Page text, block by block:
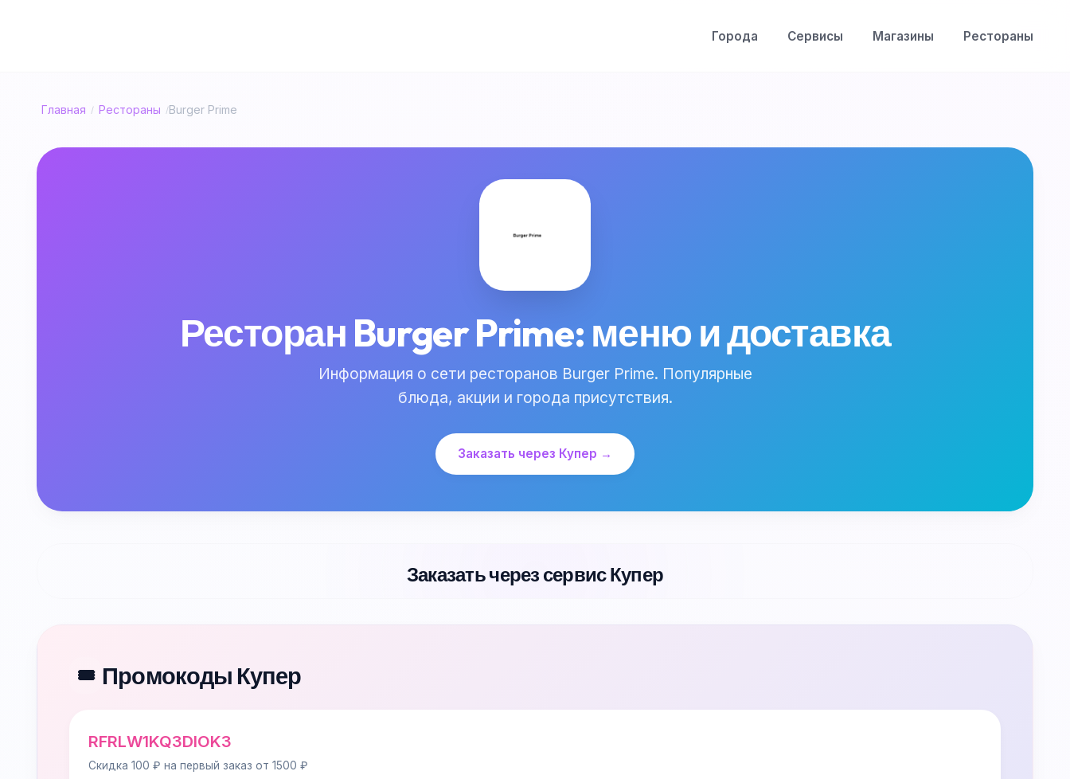
Города Сервисы Магазины Рестораны
Главная / Рестораны /Burger Prime
Ресторан Burger Prime: меню и доставка
Информация о сети ресторанов Burger Prime. Популярные
блюда, акции и города присутствия.
Заказать через Купер →
Заказать через сервис Купер
🎟️ Промокоды Купер
RFRLW1KQ3DIOK3
Скидка 100 ₽ на первый заказ от 1500 ₽